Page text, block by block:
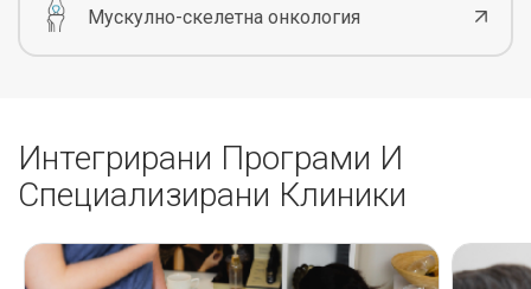
Мускулно-скелетна онкология
Интегрирани Програми И
Специализирани Клиники